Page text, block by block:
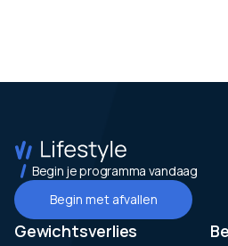
Begin je programma vandaag
Begin met afvallen
Gewichtsverlies